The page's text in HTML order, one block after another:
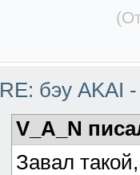
RE: бэу AKAI
V_A_N
Завал